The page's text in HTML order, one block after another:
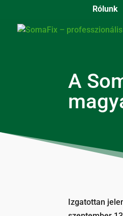
Rólunk
A
Izgatottan